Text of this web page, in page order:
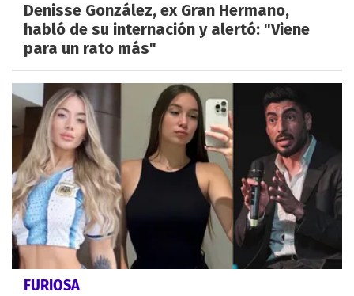
Denisse González, ex Gran Hermano,
habló de su internación y alertó: "Viene
para un rato más"
FURIOSA